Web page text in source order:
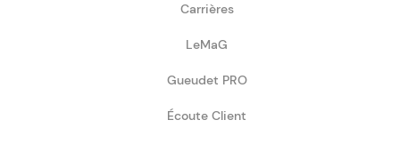
Carrières
LeMaG
Gueudet PRO
Écoute Client